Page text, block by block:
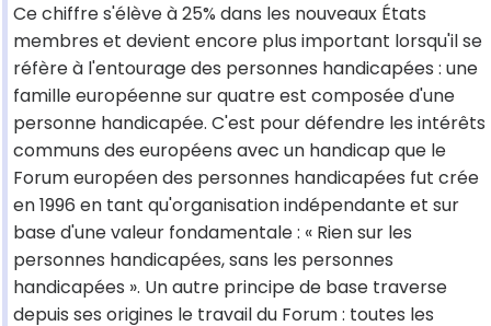
Ce chiffre s'élève à 25% dans les nouveaux États
membres et devient encore plus important lorsqu'il se
réfère à l'entourage des personnes handicapées : une
famille européenne sur quatre est composée d'une
personne handicapée. C'est pour défendre les intérêts
communs des européens avec un handicap que le
Forum européen des personnes handicapées fut crée
en 1996 en tant qu'organisation indépendante et sur
base d'une valeur fondamentale : « Rien sur les
personnes handicapées, sans les personnes
handicapées ». Un autre principe de base traverse
depuis ses origines le travail du Forum : toutes les